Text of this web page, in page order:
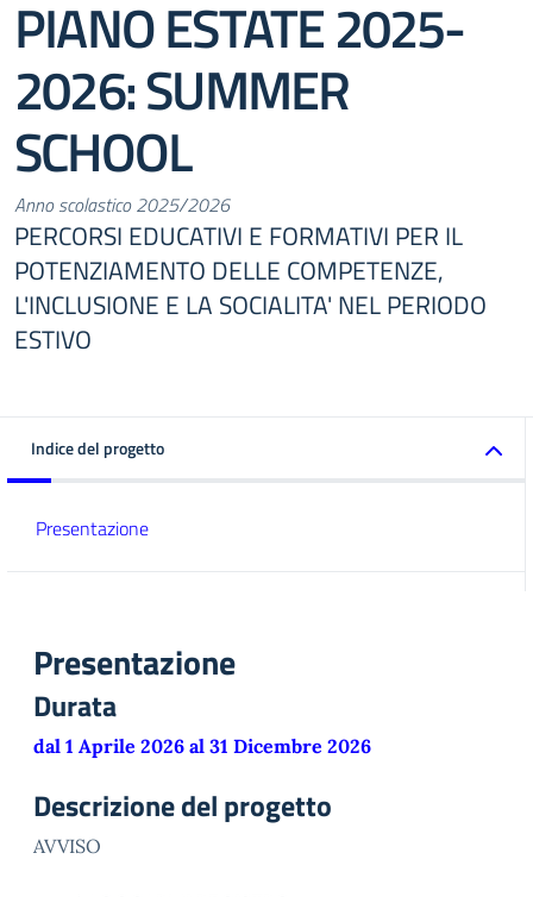
PIANO ESTATE 2025-
2026: SUMMER
SCHOOL
Anno scolastico 2025/2026
PERCORSI EDUCATIVI E FORMATIVI PER IL
POTENZIAMENTO DELLE COMPETENZE,
L'INCLUSIONE E LA SOCIALITA' NEL PERIODO
ESTIVO
Indice del progetto
Presentazione
Presentazione
Durata
dal 1 Aprile 2026 al 31 Dicembre 2026
Descrizione del progetto
AVVISO